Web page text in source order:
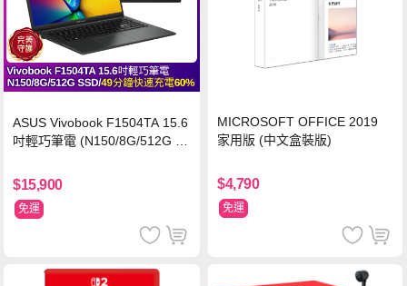
ASUS Vivobook F1504TA 15.6
吋輕巧筆電 (N150/8G/512G S
$15,900
免運
MICROSOFT OFFICE 2019
家用版 (中文盒裝版)
$4,790
免運